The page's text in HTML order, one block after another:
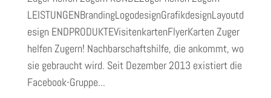
LEISTUNGENBrandingLogodesignGrafikdesignLayoutd
esign ENDPRODUKTEVisitenkartenFlyerKarten Zuger
helfen Zugern! Nachbarschaftshilfe, die ankommt, wo
sie gebraucht wird. Seit Dezember 2013 existiert die
Facebook-Gruppe...